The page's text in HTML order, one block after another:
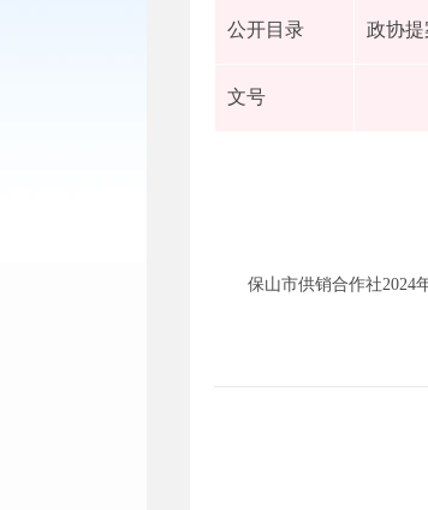
公开目录 政协
文号
保山市供销合作社2024